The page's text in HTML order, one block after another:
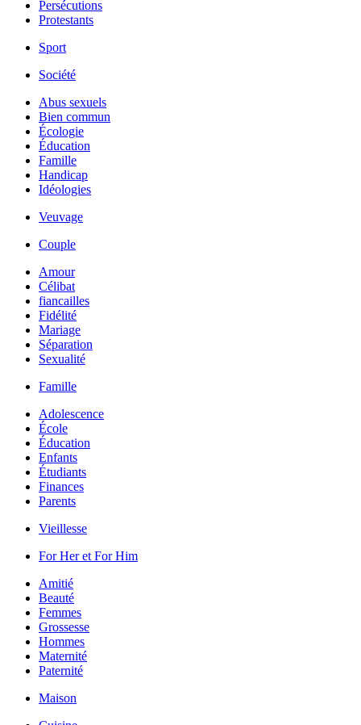
Persécutions
Protestants
Sport
Société
Abus sexuels
Bien commun
Écologie
Éducation
Famille
Handicap
Idéologies
Veuvage
Couple
Amour
Célibat
fiancailles
Fidélité
Mariage
Séparation
Sexualité
Famille
Adolescence
École
Éducation
Enfants
Étudiants
Finances
Parents
Vieillesse
For Her et For Him
Amitié
Beauté
Femmes
Grossesse
Hommes
Maternité
Paternité
Maison